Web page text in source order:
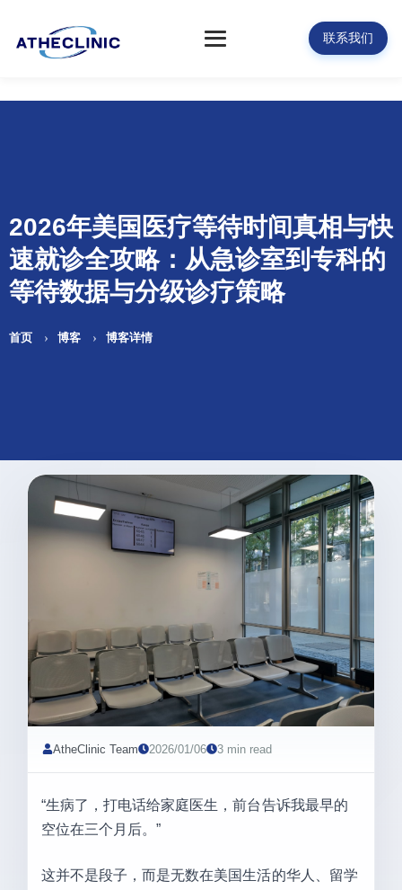
联系我们
2026年美国医疗等待时间真相与快
速就诊全攻略：从急诊室到专科的
等待数据与分级诊疗策略
首页 博客 博客详情
AtheClinic Team 2026/01/06 3 min read
“生病了，打电话给家庭医生，前台告诉我最早的
空位在三个月后。”
这并不是段子，而是无数在美国生活的华人、留学